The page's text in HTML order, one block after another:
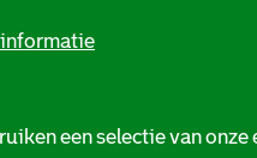
een selectie van